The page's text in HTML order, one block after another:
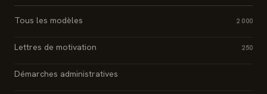
Tous les modèles 2 000
Lettres de motivation 250
Démarches administratives